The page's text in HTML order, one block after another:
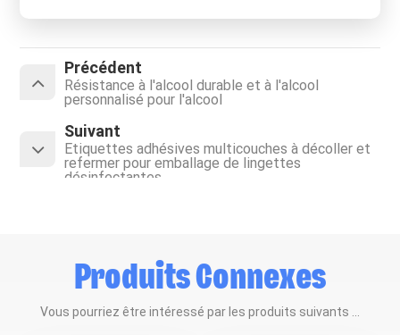
Précédent
Résistance à l'alcool durable et à l'alcool
personnalisé pour l'alcool
Suivant
Étiquettes adhésives multicouches à décoller et
refermer pour emballage de lingettes
désinfectantes
Produits Connexes
Vous pourriez être intéressé par les produits suivants ...